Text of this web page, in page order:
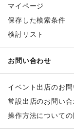
マイページ
保存した検索条件
検討リスト
お問い合わせ
イベント出店のお
常設出店のお問い
操作方法について